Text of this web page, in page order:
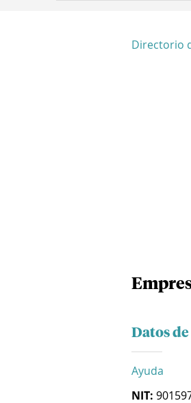
Directorio
Datos
Ayuda
NIT: